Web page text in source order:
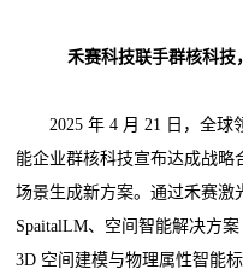
禾赛科技联手群核科技
2025 年 4 月 21 日，全球
能企业群核科技宣布达成战略
场景生成新方案。通过禾赛激
SpaitalLM、空间智能解决方
3D 空间建模与物理属性智能